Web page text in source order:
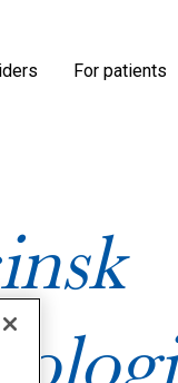
For patients